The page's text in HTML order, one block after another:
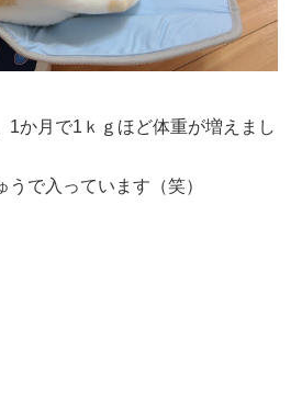
1か月で1ｋｇほど体重が増えまし
で入っています（笑）